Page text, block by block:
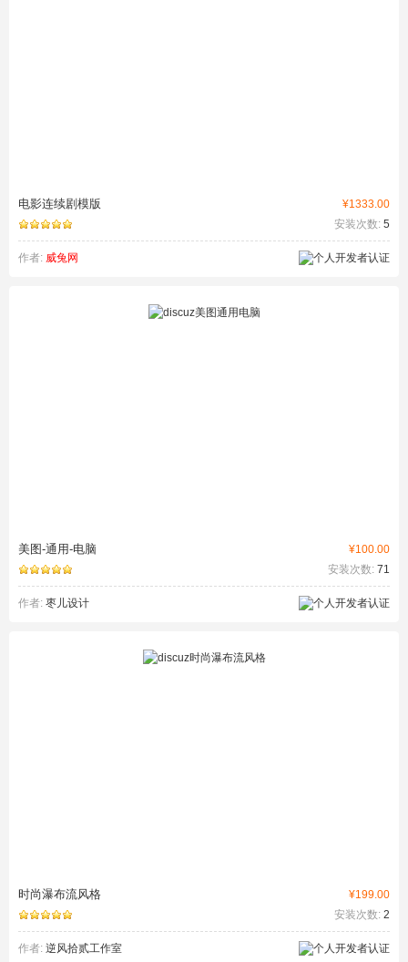
¥1333.00
电影连续剧模版
安装次数: 5
作者: 威兔网
¥100.00
美图-通用-电脑
安装次数: 71
作者: 枣儿设计
¥199.00
时尚瀑布流风格
安装次数: 2
作者: 逆风拾贰工作室